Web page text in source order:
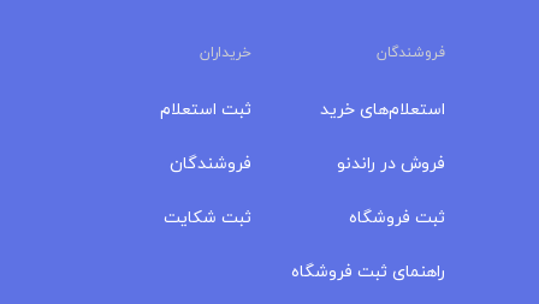
فروشندگان خریداران
استعلام‌های خرید
فروش در راندنو
ثبت فروشگاه
راهنمای ثبت فروشگاه
ثبت استعلام
فروشندگان
ثبت شکایت